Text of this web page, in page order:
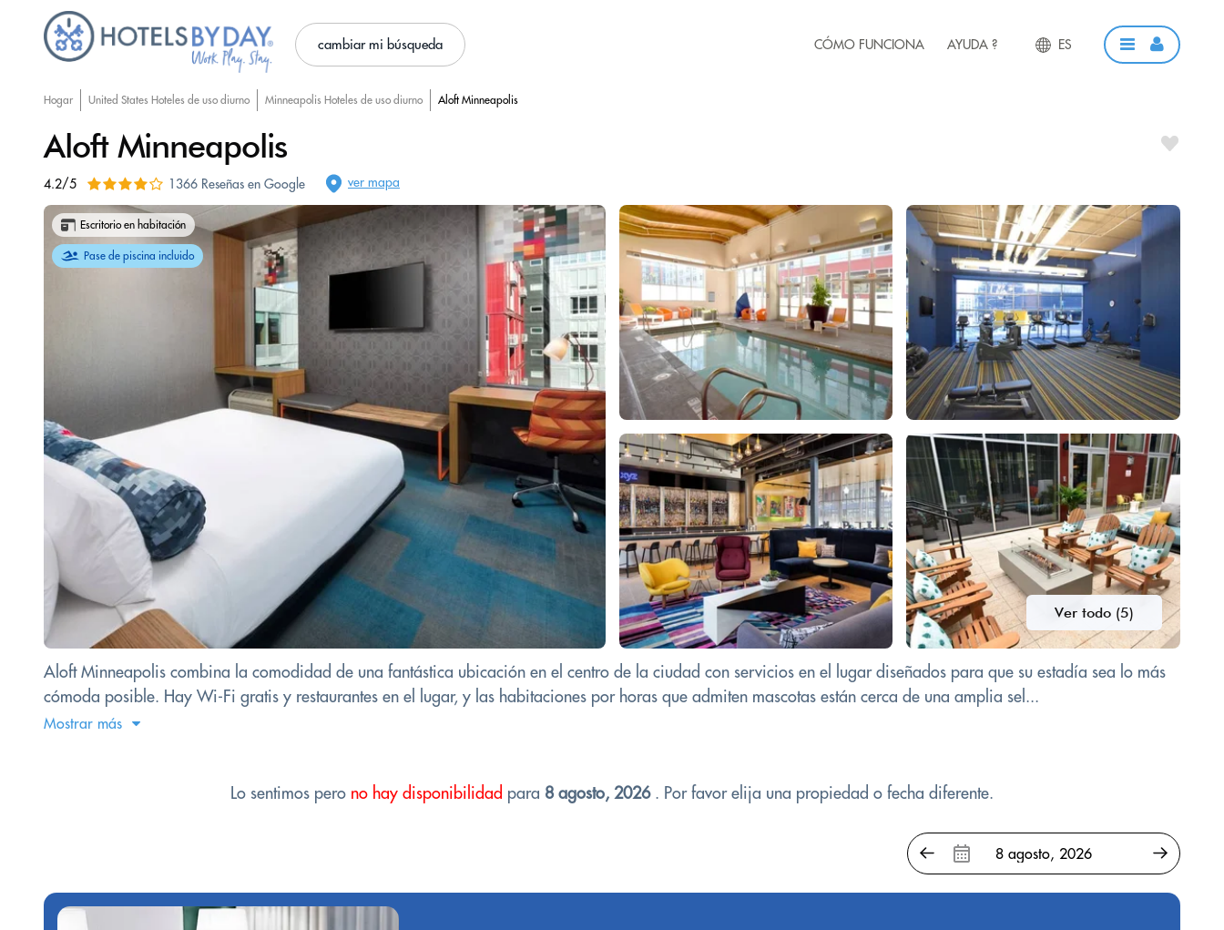
cambiar mi búsqueda CÓMO FUNCIONA AYUDA ? ES
Hogar United States Hoteles de uso diurno Minneapolis Hoteles de uso diurno Aloft Minneapolis
Aloft Minneapolis
4.2/5 1366 Reseñas en Google ver mapa
Ver todo (5)
Escritorio en habitación
Pase de piscina incluido
Aloft Minneapolis combina la comodidad de una fantástica ubicación en el centro de la ciudad con servicios en el lugar diseñados para que su estadía sea lo más
cómoda posible. Hay Wi-Fi gratis y restaurantes en el lugar, y las habitaciones por horas que admiten mascotas están cerca de una amplia sel...
Mostrar más
Lo sentimos pero no hay disponibilidad para 8 agosto, 2026. Por favor elija una propiedad o fecha diferente.